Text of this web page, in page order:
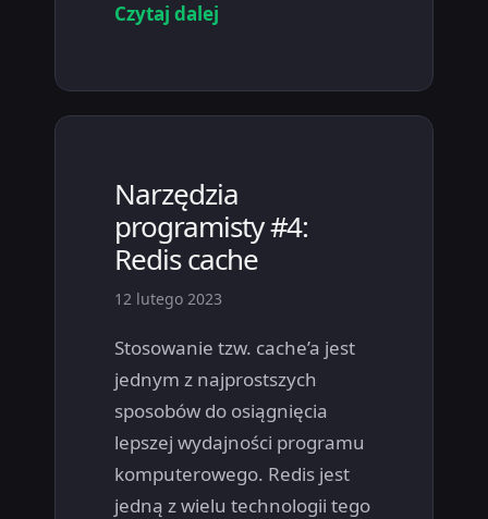
Czytaj dalej
Narzędzia
programisty #4:
Redis cache
12 lutego 2023
Stosowanie tzw. cache’a jest
jednym z najprostszych
sposobów do osiągnięcia
lepszej wydajności programu
komputerowego. Redis jest
jedną z wielu technologii tego